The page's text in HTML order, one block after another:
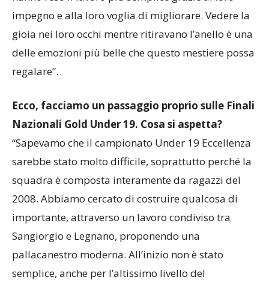
hanno reso il lavoro più semplice grazie al loro
impegno e alla loro voglia di migliorare. Vedere la
gioia nei loro occhi mentre ritiravano l’anello è una
delle emozioni più belle che questo mestiere possa
regalare”.
Ecco, facciamo un passaggio proprio sulle Finali
Nazionali Gold Under 19. Cosa si aspetta?
“Sapevamo che il campionato Under 19 Eccellenza
sarebbe stato molto difficile, soprattutto perché la
squadra è composta interamente da ragazzi del
2008. Abbiamo cercato di costruire qualcosa di
importante, attraverso un lavoro condiviso tra
Sangiorgio e Legnano, proponendo una
pallacanestro moderna. All’inizio non è stato